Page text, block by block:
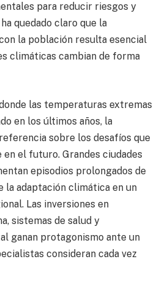
para reducir riesgos y
quedado claro que la
la población resulta esencial
climáticas cambian de forma
las temperaturas extremas
en los últimos años, la
sobre los desafíos que
el futuro. Grandes ciudades
episodios prolongados de
la adaptación climática en un
Las inversiones en
sistemas de salud y
ganan protagonismo ante un
consideran cada vez